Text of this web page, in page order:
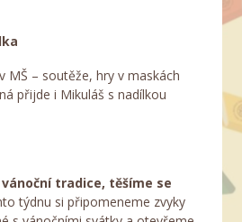
MŠ – soutěže, hry v maskách
přijde i Mikuláš s nadílkou
vánoční tradice, těšíme se
týdnu si připomeneme zvyky